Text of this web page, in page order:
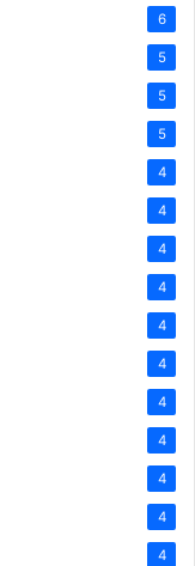
6
5
5
5
4
4
4
4
4
4
4
4
4
4
4